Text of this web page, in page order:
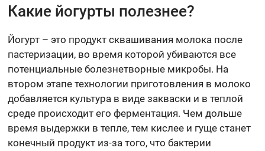
Какие йогурты полезнее?
Йогурт – это продукт сквашивания молока после
пастеризации, во время которой убиваются все
потенциальные болезнетворные микробы. На
втором этапе технологии приготовления в молоко
добавляется культура в виде закваски и в теплой
среде происходит его ферментация. Чем дольше
время выдержки в тепле, тем кислее и гуще станет
конечный продукт из-за того, что бактерии